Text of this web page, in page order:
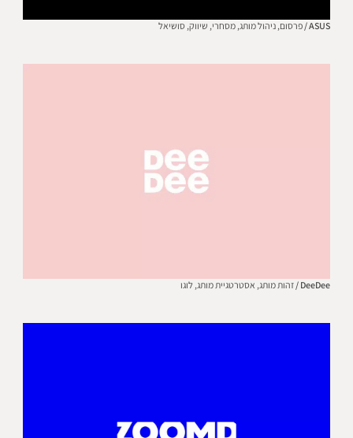
ASUS / פרסום, ניהול מותג, מסחרי, שיווק, סושיאל
DeeDee / זהות מותג, אסטרטגיית מותג, לוגו